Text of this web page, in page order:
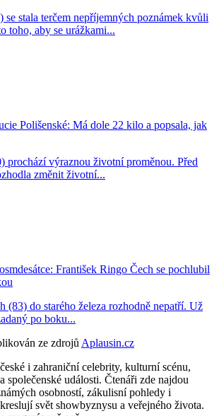
se stala terčem nepříjemných poznámek kvůli
toho, aby se urážkami...
Polišenské: Má dole 22 kilo a popsala, jak
prochází výraznou životní proměnou. Před
změnit životní...
František Ringo Čech se pochlubil
(83) do starého železa rozhodně nepatří. Už
po boku...
ze zdrojů Aplausin.cz
i zahraniční celebrity, kulturní scénu,
společenské události. Čtenáři zde najdou
osobností, zákulisní pohledy i
svět showbyznysu a veřejného života.